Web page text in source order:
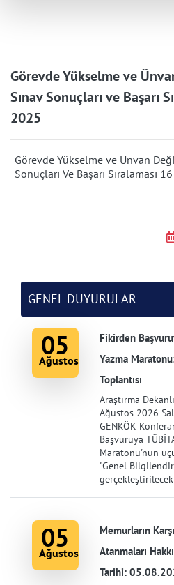
Görevde Yükselme ve
Sınav Sonuçları ve Başarı
2025
Görevde Yükselme ve Ünvan
Sonuçları Ve Başarı Sıralaması
GENEL DUYURULAR
05
Ağustos
Fikirden
Yazma
Toplantısı
Araştırma
Ağustos 2026
GENKÖK
Başvuruya
Maratonu'nun
"Genel
05
Ağustos
Memurların
Atanmaları
Tarihi: